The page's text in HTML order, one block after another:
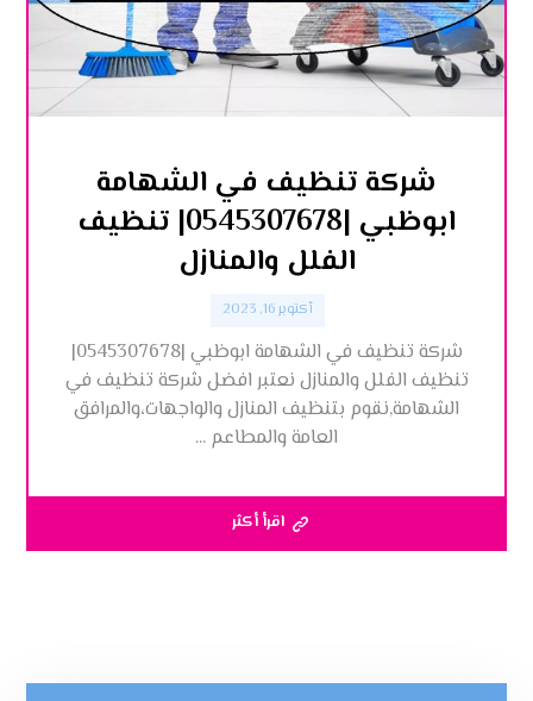
شركة تنظيف في الشهامة
ابوظبي |0545307678| تنظيف
الفلل والمنازل
أكتوبر 16, 2023
شركة تنظيف في الشهامة ابوظبي |0545307678|
تنظيف الفلل والمنازل نعتبر افضل شركة تنظيف في
الشهامة,نقوم بتنظيف المنازل والواجهات،والمرافق
العامة والمطاعم ...
اقرأ أكثر